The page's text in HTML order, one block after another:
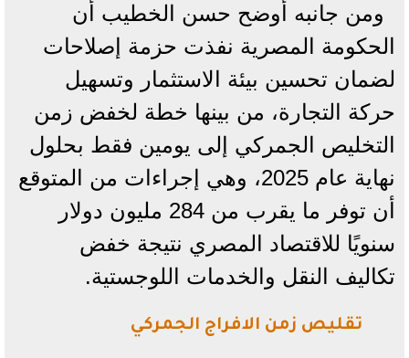
ومن جانبه أوضح حسن الخطيب أن
الحكومة المصرية نفذت حزمة إصلاحات
لضمان تحسين بيئة الاستثمار وتسهيل
حركة التجارة، من بينها خطة لخفض زمن
التخليص الجمركي إلى يومين فقط بحلول
نهاية عام 2025، وهي إجراءات من المتوقع
أن توفر ما يقرب من 284 مليون دولار
سنويًا للاقتصاد المصري نتيجة خفض
تكاليف النقل والخدمات اللوجستية.
تقليص زمن الافراج الجمركي